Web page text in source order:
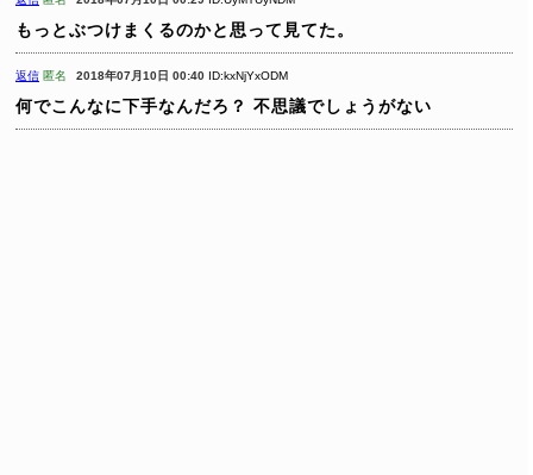
もっとぶつけまくるのかと思って見てた。
返信 匿名 2018年07月10日 00:40 ID:kxNjYxODM
何でこんなに下手なんだろ？ 不思議でしょうがない